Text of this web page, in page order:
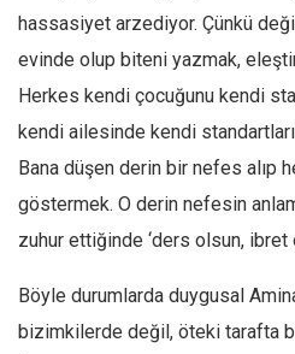
Twitter
Facebook
Instagram
YouTube
Editörden
Yazarlar
Mahmut Toptaş
Yvonne Ridley
hassasiyet arzediyor. Çünkü
evinde olup biteni yazmak,
Herkes kendi çocuğunu kendi
kendi ailesinde kendi
Bana düşen derin bir nefes alıp
göstermek. O derin nefesin
zuhur ettiğinde ‘ders olsun, ibret
Böyle durumlarda duygusal
bizimkilerde değil, öteki tarafta